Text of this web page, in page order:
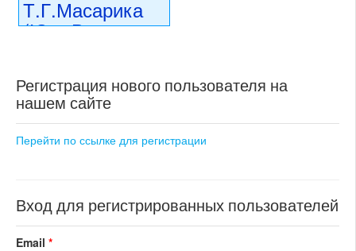
Т.Г.Масарика
(Юго-Восточная
10 490 000 CZK
регион:Юго-Восточная Чехия
раздел: объекты для
коммерческого использования
Регистрация нового пользователя на
нашем сайте
Перейти по ссылке для регистрации
Вход для регистрированных пользователей
Email *